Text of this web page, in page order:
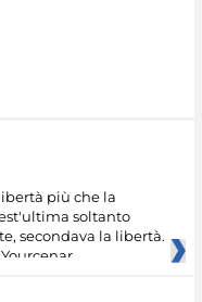
più che la
soltanto
secondava la libertà.